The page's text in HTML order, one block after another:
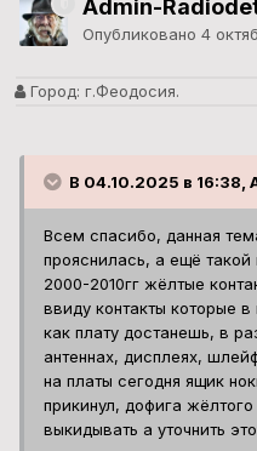
Admin-
Опубликовано 4
Город: г.Феодосия.
В 04.10.2025 в 16:38,
Всем спасибо, данная
прояснилась, а ещё
2000-2010гг жёлтые
ввиду контакты которые
как плату достанешь, в
антеннах, дисплеях,
на платы сегодня ящик
прикинул, дофига
выкидывать а уточнить